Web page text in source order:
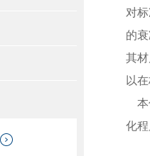
对
的
其
以
本
化